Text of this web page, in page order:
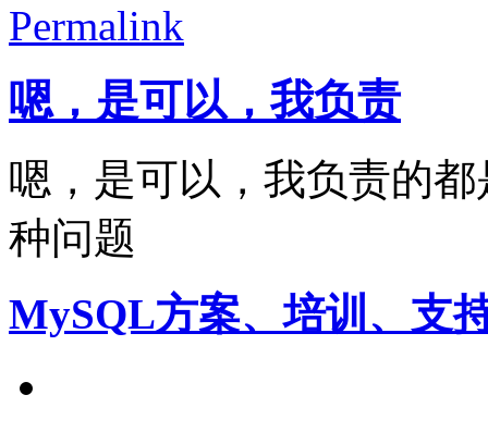
Permalink
嗯，是可以，我负责
嗯，是可以，我负责的
种问题
MySQL方案、培训、支